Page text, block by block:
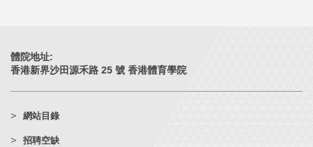
體院地址:
香港新界沙田源禾路 25 號 香港體育學院
網站目錄
招聘空缺